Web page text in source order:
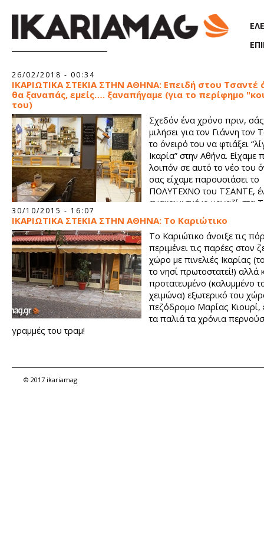
26/02/2018 - 00:34
ΙΚΑΡΙΩΤΙΚΑ ΣΤΕΚΙΑ ΣΤΗΝ ΑΘΗΝΑ: Επειδή στου Τσαντέ
θα ξαναπάς, εμείς…. ξαναπήγαμε (για το περίφημο
του)
Σχεδόν ένα χρόνο πριν, σάς
μιλήσει για τον Γιάννη τον
το όνειρό του να φτιάξει
Ικαρία” στην Αθήνα. Είχαμε
λοιπόν σε αυτό το νέο του
σας είχαμε παρουσιάσει το
ΠΟΛΥΤΕΧΝΟ του ΤΣΑΝΤΕ,
ανακαινισμένο μαγαζί στα
του Πειραιά που είχε σκοπό να γίνει αγαπημένο ικαριώτικο
30/10/2015 - 16:07
ΙΚΑΡΙΩΤΙΚΑ ΣΤΕΚΙΑ ΣΤΗΝ ΑΘΗΝΑ: Το Καριώτικο
Το Καριώτικο άνοιξε τις
περιμένει τις παρέες στον
χώρο με πινελιές Ικαρίας
το νησί πρωτοστατεί!) αλλά
προτατευμένο (καλυμμένο
χειμώνα) εξωτερικό του
πεζόδρομο Μαρίας Κιουρί,
τα παλιά τα χρόνια
γραμμές του τραμ!
© 2017 ikariamag